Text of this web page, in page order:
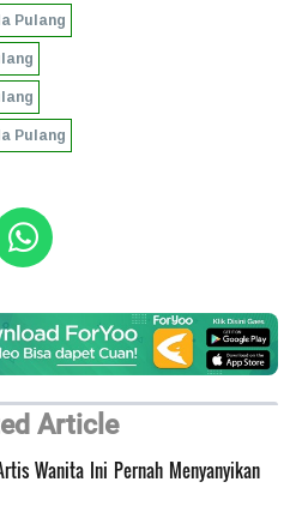
Pulang
Pulang
Article
Wanita Ini Pernah Menyanyikan